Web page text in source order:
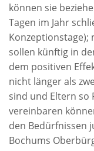
können sie
Tagen im Jahr
Konzeptionstage);
sollen künftig in
dem positiven
nicht länger als
sind und Eltern so
vereinbaren
den Bedürfnissen
Bochums